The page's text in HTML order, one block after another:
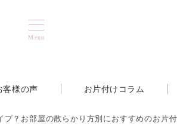
Menu
客様の声 お片付けコラム
プ？お部屋の散らかり方別におすすめのお片